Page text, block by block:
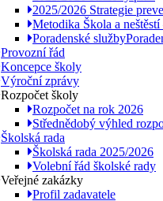
2025/2026 Strategie
Metodika Škola a
Poradenské služby
Provozní řád
Koncepce školy
Výroční zprávy
Rozpočet školy
Rozpočet na rok 2026
Střednědobý výhled
Školská rada
Školská rada 2025/2026
Volební řád školské rady
Veřejné zakázky
Profil zadavatele